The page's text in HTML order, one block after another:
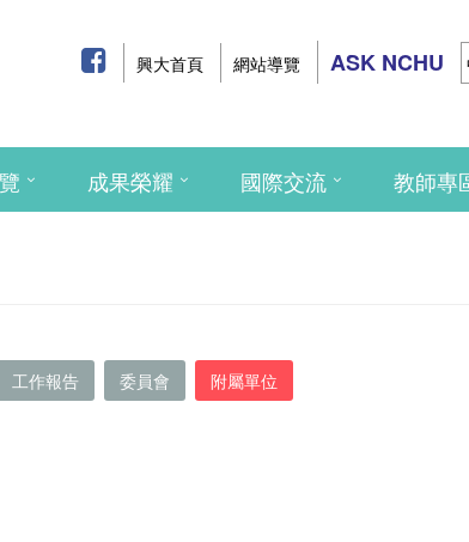
興大首頁 網站導覽 ASK NCHU
成果榮耀 國際交流 教師專
工作報告 委員會 附屬單位